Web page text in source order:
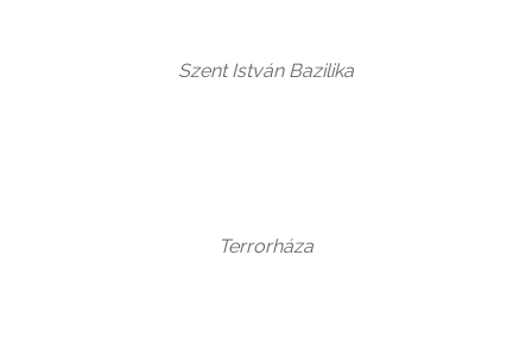
Szent István Bazilika
Terrorháza